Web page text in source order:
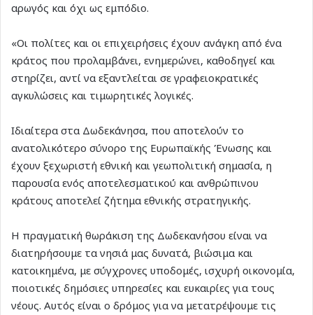
αρωγός και όχι ως εμπόδιο.
«Οι πολίτες και οι επιχειρήσεις έχουν ανάγκη από ένα
κράτος που προλαμβάνει, ενημερώνει, καθοδηγεί και
στηρίζει, αντί να εξαντλείται σε γραφειοκρατικές
αγκυλώσεις και τιμωρητικές λογικές.
Ιδιαίτερα στα Δωδεκάνησα, που αποτελούν το
ανατολικότερο σύνορο της Ευρωπαϊκής Ένωσης και
έχουν ξεχωριστή εθνική και γεωπολιτική σημασία, η
παρουσία ενός αποτελεσματικού και ανθρώπινου
κράτους αποτελεί ζήτημα εθνικής στρατηγικής.
Η πραγματική θωράκιση της Δωδεκανήσου είναι να
διατηρήσουμε τα νησιά μας δυνατά, βιώσιμα και
κατοικημένα, με σύγχρονες υποδομές, ισχυρή οικονομία,
ποιοτικές δημόσιες υπηρεσίες και ευκαιρίες για τους
νέους. Αυτός είναι ο δρόμος για να μετατρέψουμε τις